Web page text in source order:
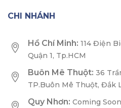
CHI NHÁNH
Hồ Chí Minh: 114 Điện
Quận 1, Tp.HCM
Buôn Mê Thuột: 36
TP.Buôn Mê Thuột, Đắk
Quy Nhơn: Coming Soon